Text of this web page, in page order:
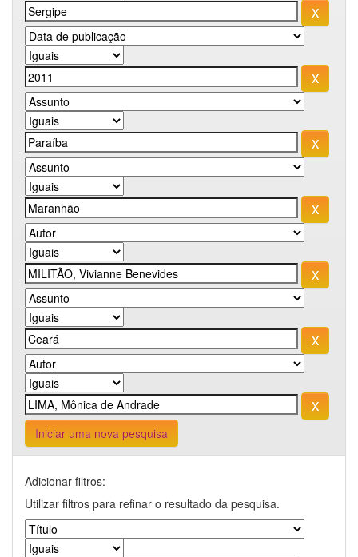
Iniciar uma nova pesquisa
Adicionar filtros:
Utilizar filtros para refinar o resultado da pesquisa.